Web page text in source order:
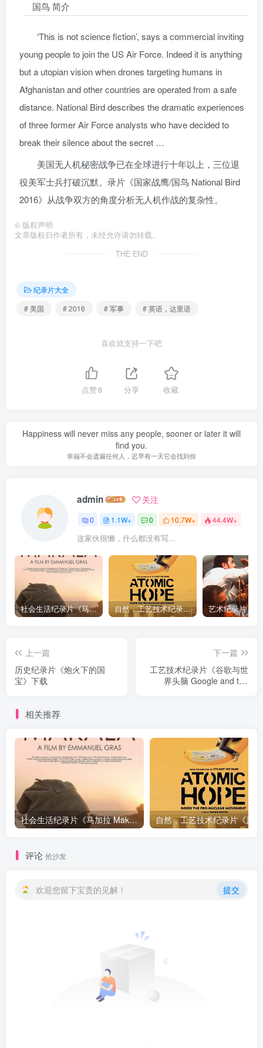
国鸟 简介
‘This is not science fiction’, says a commercial inviting
young people to join the US Air Force. Indeed it is anything
but a utopian vision when drones targeting humans in
Afghanistan and other countries are operated from a safe
distance. National Bird describes the dramatic experiences
of three former Air Force analysts who have decided to
break their silence about the secret …
美国无人机秘密战争已在全球进行十年以上，三位退
役美军士兵打破沉默。录片《国家战鹰/国鸟 National Bird
2016》从战争双方的角度分析无人机作战的复杂性。
© 版权声明
文章版权归作者所有，未经允许请勿转载。
THE END
纪录片大全
# 美国
# 2016 # 军事 # 英语，达里语
喜欢就支持一下吧
点赞8 分享 收藏
Happiness will never miss any people, sooner or later it will
find you.
幸福不会遗漏任何人，迟早有一天它会找到你
admin 关注
0 1.1W+ 0 10.7W+ 44.4W+
这家伙很懒，什么都没有写...
社会生活纪录片《马加拉 Makala》下载 自然，工艺技术纪录片《原子能的希望 Atomic Hope – Inside the Pro-Nuclear Movement》下载
上一篇
历史纪录片《炮火下的国
宝》下载
下一篇
工艺技术纪录片《谷歌与世
界头脑 Google and the
相关推荐
社会生活纪录片《马加拉 Makala》下载
评论 抢沙发
欢迎您留下宝贵的见解！ 提交